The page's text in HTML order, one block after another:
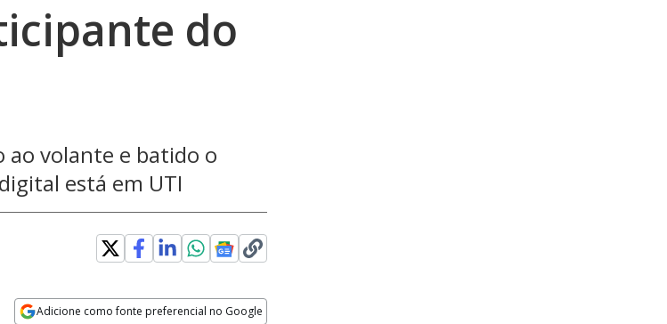
do
volante e batido o
está em UTI
Adicione como fonte preferencial no Google